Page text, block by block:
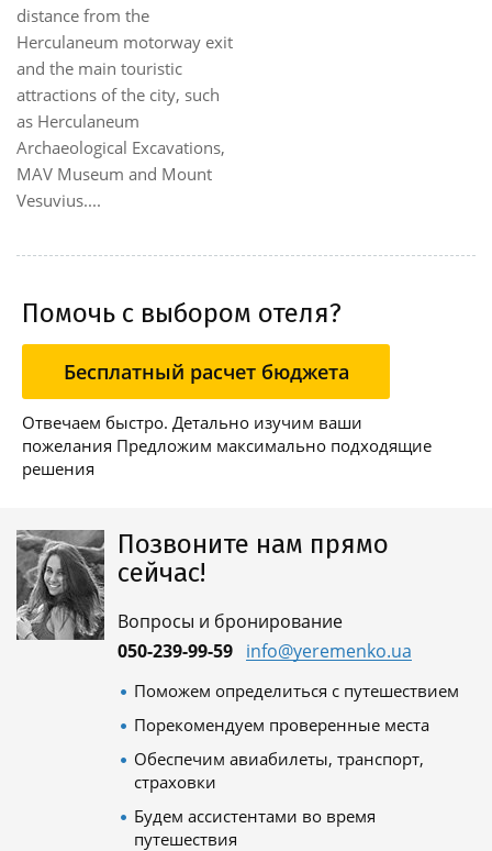
distance from the
Herculaneum motorway exit
and the main touristic
attractions of the city, such
as Herculaneum
Archaeological Excavations,
MAV Museum and Mount
Vesuvius....
Помочь с выбором отеля?
Бесплатный расчет бюджета
Отвечаем быстро. Детально изучим ваши
пожелания Предложим максимально подходящие
решения
Позвоните нам прямо
сейчас!
Вопросы и бронирование
050-239-99-59 info@yeremenko.ua
Поможем определиться с путешествием
Порекомендуем проверенные места
Обеспечим авиабилеты, транспорт,
страховки
Будем ассистентами во время
путешествия